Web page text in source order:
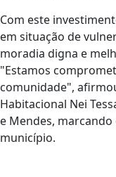
Com este
em situação de
moradia digna e
"Estamos
comunidade",
Habitacional Nei
e Mendes,
município.